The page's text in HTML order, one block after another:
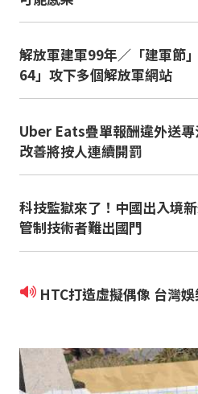
解放軍建軍99年／「建軍節
64」攻下多個解放軍網站
Uber Eats疊單報酬違外送
改善將按人連續開罰
科技監獄來了！中國出入境
管制技術者難出國門
HTC打造虛擬偶像 台灣